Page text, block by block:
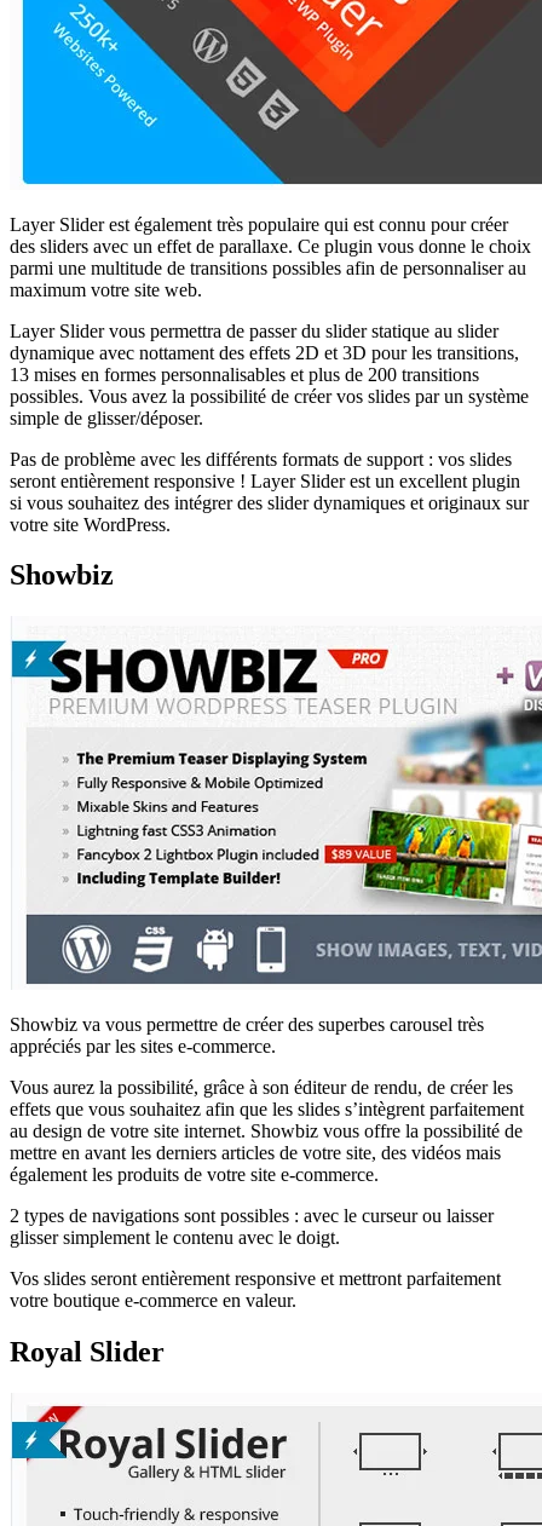
Layer Slider est également très populaire qui est connu pour créer
des sliders avec un effet de parallaxe. Ce plugin vous donne le choix
parmi une multitude de transitions possibles afin de personnaliser au
maximum votre site web.
Layer Slider vous permettra de passer du slider statique au slider
dynamique avec nottament des effets 2D et 3D pour les transitions,
13 mises en formes personnalisables et plus de 200 transitions
possibles. Vous avez la possibilité de créer vos slides par un système
simple de glisser/déposer.
Pas de problème avec les différents formats de support : vos slides
seront entièrement responsive ! Layer Slider est un excellent plugin
si vous souhaitez des intégrer des slider dynamiques et originaux sur
votre site WordPress.
Showbiz
Showbiz va vous permettre de créer des superbes carousel très
appréciés par les sites e-commerce.
Vous aurez la possibilité, grâce à son éditeur de rendu, de créer les
effets que vous souhaitez afin que les slides s’intègrent parfaitement
au design de votre site internet. Showbiz vous offre la possibilité de
mettre en avant les derniers articles de votre site, des vidéos mais
également les produits de votre site e-commerce.
2 types de navigations sont possibles : avec le curseur ou laisser
glisser simplement le contenu avec le doigt.
Vos slides seront entièrement responsive et mettront parfaitement
votre boutique e-commerce en valeur.
Royal Slider